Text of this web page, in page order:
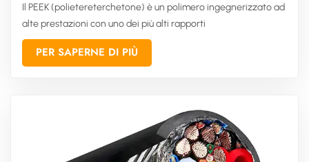
Il PEEK (polietereterchetone) è un polimero ingegnerizzato ad
alte prestazioni con uno dei più alti rapporti
resistenza/resistenza e proprietà di resistenza al calore. Il filo
isolato in PEEK CITCABLE è il risultato dell'estrusione del PEEK
PER SAPERNE DI PIÙ